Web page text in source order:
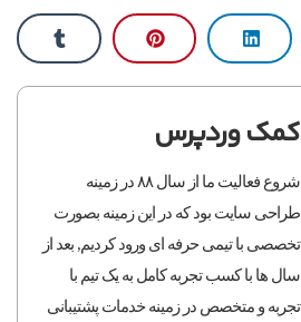
کمک وردپرس
شروع فعالیت ما از سال ۸۸ در زمینه
طراحی سایت بود که در این زمینه بصورت
تخصصی با تیمی حرفه ای ورود کردیم, بعد از
سال ها با کسب تجربه کامل به یک تیم با
تجربه و متخصص در زمینه خدمات پشتیبانی